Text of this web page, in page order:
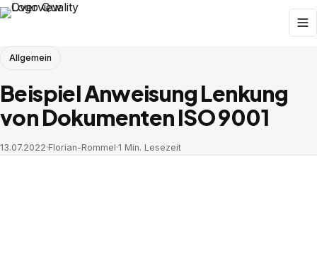
Allgemein
Beispiel Anweisung Lenkung
von Dokumenten ISO 9001
13.07.2022·Florian-Rommel·1 Min. Lesezeit